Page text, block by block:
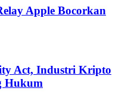
Apple Bocorkan
Act, Industri Kripto
Hukum